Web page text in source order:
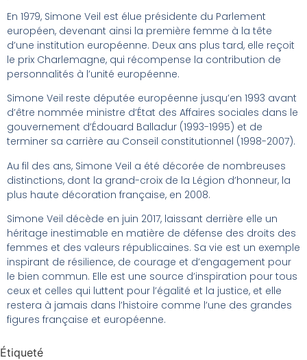
En 1979, Simone Veil est élue présidente du Parlement
européen, devenant ainsi la première femme à la tête
d’une institution européenne. Deux ans plus tard, elle reçoit
le prix Charlemagne, qui récompense la contribution de
personnalités à l’unité européenne.
Simone Veil reste députée européenne jusqu’en 1993 avant
d’être nommée ministre d’État des Affaires sociales dans le
gouvernement d’Édouard Balladur (1993-1995) et de
terminer sa carrière au Conseil constitutionnel (1998-2007).
Au fil des ans, Simone Veil a été décorée de nombreuses
distinctions, dont la grand-croix de la Légion d’honneur, la
plus haute décoration française, en 2008.
Simone Veil décède en juin 2017, laissant derrière elle un
héritage inestimable en matière de défense des droits des
femmes et des valeurs républicaines. Sa vie est un exemple
inspirant de résilience, de courage et d’engagement pour
le bien commun. Elle est une source d’inspiration pour tous
ceux et celles qui luttent pour l’égalité et la justice, et elle
restera à jamais dans l’histoire comme l’une des grandes
figures française et européenne.
Étiqueté